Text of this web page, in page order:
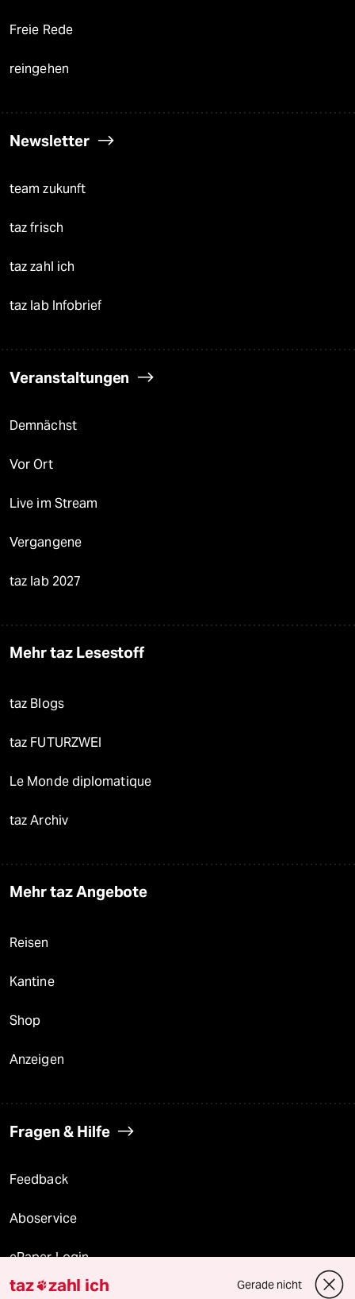
Freie Rede
reingehen
Newsletter
team zukunft
taz frisch
taz zahl ich
taz lab Infobrief
Veranstaltungen
Demnächst
Vor Ort
Live im Stream
Vergangene
taz lab 2027
Mehr taz Lesestoff
taz Blogs
taz FUTURZWEI
Le Monde diplomatique
taz Archiv
Mehr taz Angebote
Reisen
Kantine
Shop
Anzeigen
Fragen & Hilfe
Feedback
Aboservice
ePaper Login
taz zahl ich Gerade nicht